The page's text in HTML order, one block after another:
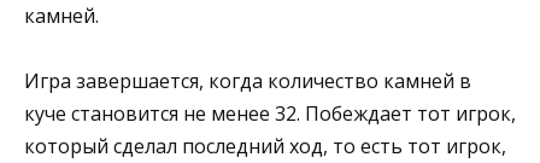
камней.
Игра завершается, когда количество камней в
куче становится не менее 32. Побеждает тот игрок,
который сделал последний ход, то есть тот игрок,